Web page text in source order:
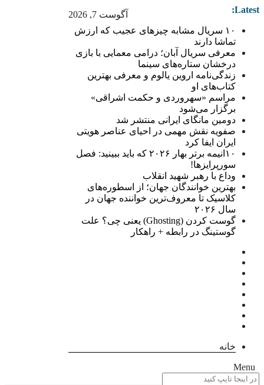
آگوست 7, 2026 Latest:
۱۰ سریال مشابه چیزهای عجیب که ارزش
تماشا دارند
معرفی سریال آبان؛ درامی معمایی با بازی
درخشان ستاره‌های سینما
زندگی‌نامه اروین یالوم و معرفی بهترین
کتاب‌های او
مراسم «سهروردی و حکمت اشراقی»
برگزار می‌شود
دومین مانگای ایرانی منتشر شد
صفویه نقش مهمی در احیای عناصر هویتی
ایران ایفا کرد
۱۰انیمه برتر بهار ۲۰۲۶ که باید ببینید: فصل
سورپرایزها!
وداع با رهبر شهید انقلاب
بهترین خوانندگان جهان؛ از اسطوره‌های
کلاسیک تا معروف‌ترین خواننده جهان در
سال ۲۰۲۶
گوست کردن (Ghosting) یعنی چی؟ علت
گوستینگ در رابطه + راهکار
خانه
Menu